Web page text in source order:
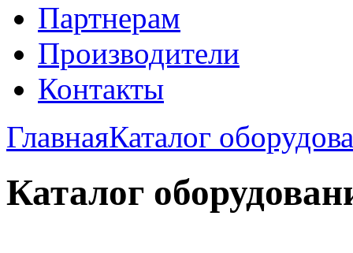
Партнерам
Производители
Контакты
ГлавнаяКаталог
Каталог